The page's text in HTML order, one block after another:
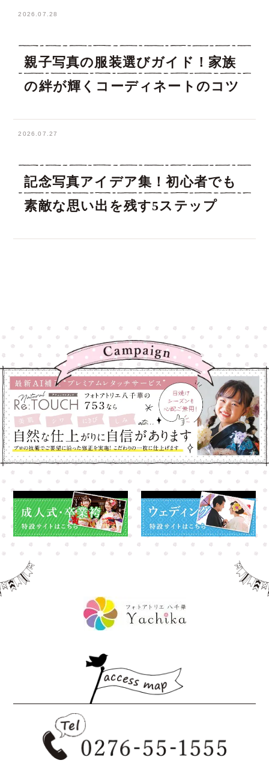
2026.07.28
親子写真の服装選びガイド！家族
の絆が輝くコーディネートのコツ
2026.07.27
記念写真アイデア集！初心者でも
素敵な思い出を残す5ステップ